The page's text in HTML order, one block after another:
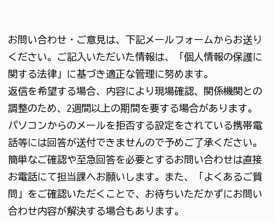
お問い合わせ・ご意見は、下記メールフォームからお送り
ください。ご記入いただいた情報は、「個人情報の保護に
関する法律」に基づき適正な管理に努めます。
返信を希望する場合、内容により現場確認、関係機関との
調整のため、2週間以上の期間を要する場合があります。
パソコンからのメールを拒否する設定をされている携帯電
話等には回答が送付できませんので予めご了承ください。
簡単なご確認や至急回答を必要とするお問い合わせは直接
お電話にて担当課へお願いします。また、「よくあるご質
問」をご確認いただくことで、お待ちいただかずにお問い
合わせ内容が解決する場合もあります。